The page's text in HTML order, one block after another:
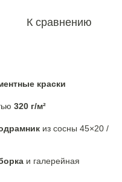
К сравнению
краски
320 г/м²
из сосны 45×20 /
и галерейная